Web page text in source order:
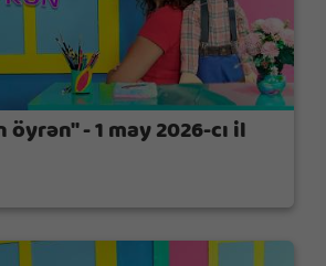
- 1 may 2026-cı il